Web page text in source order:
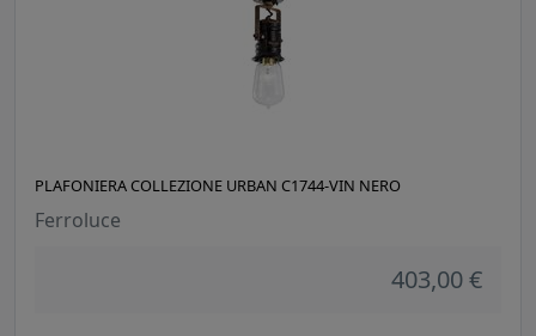
PLAFONIERA COLLEZIONE URBAN C1744-VIN NERO
Ferroluce
403,00 €